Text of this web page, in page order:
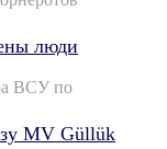
люди
ВСУ по
MV Güllük